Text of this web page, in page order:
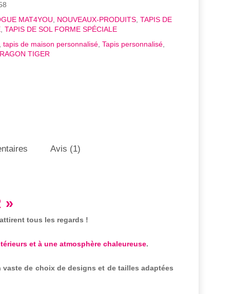
MAT4YOU NOUVEAUX-PRODUITS, TAPIS DE
, TAPIS DE SOL FORME SPÉCIALE
tapis de maison personnalisé, Tapis personnalisé,
TIGER
Avis (1)
»
tous les regards !
et à une atmosphère chaleureuse.
de choix de designs et de tailles adaptées